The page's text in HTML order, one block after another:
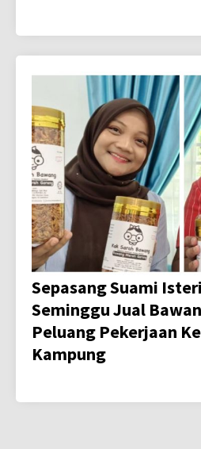
Sepasang Suami
Seminggu Jual
Peluang Pekerjaan
Kampung